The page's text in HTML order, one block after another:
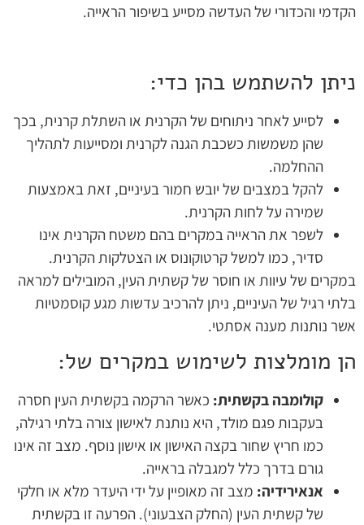
הקדמי והכדורי של העדשה מסייע בשיפור הראייה.
ניתן להשתמש בהן כדי:
לסייע לאחר ניתוחים של הקרנית או השתלת קרנית, בכך
שהן משמשות כשכבת הגנה לקרנית ומסייעות לתהליך
ההחלמה.
להקל במצבים של יובש חמור בעיניים, זאת באמצעות
שמירה על לחות הקרנית.
לשפר את הראייה במקרים בהם משטח הקרנית אינו
סדיר, כמו למשל קרטוקונוס או הצטלקות הקרנית.
במקרים של עיוות או חוסר של קשתית העין, המובילים למראה
בלתי רגיל של העיניים, ניתן להרכיב עדשות מגע קוסמטיות
אשר נותנות מענה אסתטי.
הן מומלצות לשימוש במקרים של:
קולומבה בקשתית: כאשר הרקמה בקשתית העין חסרה
בעקבות פגם מולד, היא נותנת לאישון צורה בלתי רגילה,
כמו חריץ שחור בקצה האישון או אישון נוסף. מצב זה אינו
גורם בדרך כלל למגבלה בראייה.
אנאירידיה: מצב זה מאופיין על ידי היעדר מלא או חלקי
של קשתית העין (החלק הצבעוני). הפרעה זו בקשתית